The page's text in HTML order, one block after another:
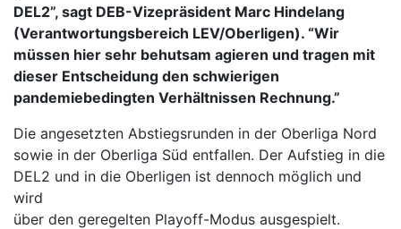
DEL2”, sagt DEB-Vizepräsident Marc Hindelang
(Verantwortungsbereich LEV/Oberligen). “Wir
müssen hier sehr behutsam agieren und tragen mit
dieser Entscheidung den schwierigen
pandemiebedingten Verhältnissen Rechnung.”
Die angesetzten Abstiegsrunden in der Oberliga Nord
sowie in der Oberliga Süd entfallen. Der Aufstieg in die
DEL2 und in die Oberligen ist dennoch möglich und
wird
über den geregelten Playoff-Modus ausgespielt.